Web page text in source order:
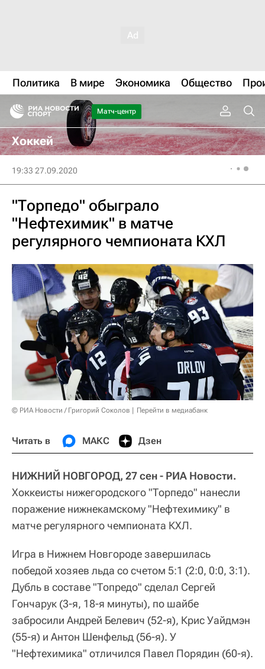
Политика В мире Экономика Общество
Матч-центр
Хоккей
19:33 27.09.2020
"Торпедо" обыграло
"Нефтехимик" в матче
регулярного чемпионата КХЛ
© РИА Новости / Григорий Соколов Перейти в медиабанк
Читать в МАКС Дзен
НИЖНИЙ НОВГОРОД, 27 сен - РИА Новости.
Хоккеисты нижегородского "Торпедо" нанесли
поражение нижнекамскому "Нефтехимику" в
матче регулярного чемпионата КХЛ.
Игра в Нижнем Новгороде завершилась
победой хозяев льда со счетом 5:1 (2:0, 0:0, 3:1).
Дубль в составе "Топредо" сделал Сергей
Гончарук (3-я, 18-я минуты), по шайбе
забросили Андрей Белевич (52-я), Крис Уайдмэн
(55-я) и Антон Шенфельд (56-я). У
"Нефтехимика" отличился Павел Порядин (60-я).